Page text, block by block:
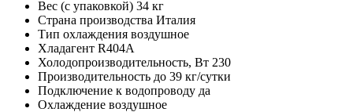
Вес (с упаковкой) 34 кг
Страна производства Италия
Тип охлаждения воздушное
Хладагент R404A
Холодопроизводительность, Вт 230
Производительность до 39 кг/сутки
Подключение к водопроводу да
Охлаждение воздушное